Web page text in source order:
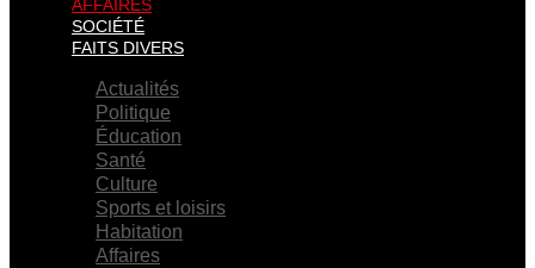
AFFAIRES
SOCIÉTÉ
FAITS DIVERS
Actualités
Politique
Éducation
Santé
Culture
Sports et loisirs
Habitation
Affaires